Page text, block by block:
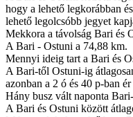
hogy a lehető legkorábban
lehető legolcsóbb jegyet
Mekkora a távolság Bari és
A Bari - Ostuni a 74,88 km.
Mennyi ideig tart a Bari és
A Bari-től Ostuni-ig
azonban a 2 ó és 40 p-ban ér
Hány busz vált naponta
A Bari és Ostuni között